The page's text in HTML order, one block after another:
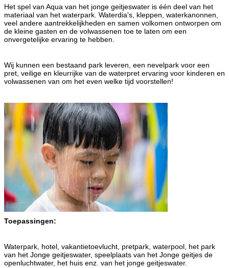
Het spel van Aqua van het jonge geitjeswater is één deel van het
materiaal van het waterpark. Waterdia's, kleppen, waterkanonnen,
veel andere aantrekkelijkheden en samen volkomen ontworpen om
de kleine gasten en de volwassenen toe te laten om een
onvergetelijke ervaring te hebben.
Wij kunnen een bestaand park leveren, een nevelpark voor een
pret, veilige en kleurrijke van de waterpret ervaring voor kinderen en
volwassenen van om het even welke tijd voorstellen!
Toepassingen:
Waterpark, hotel, vakantietoevlucht, pretpark, waterpool, het park
van het Jonge geitjeswater, speelplaats van het Jonge geitjes de
openluchtwater, het huis enz. van het jonge geitjeswater.